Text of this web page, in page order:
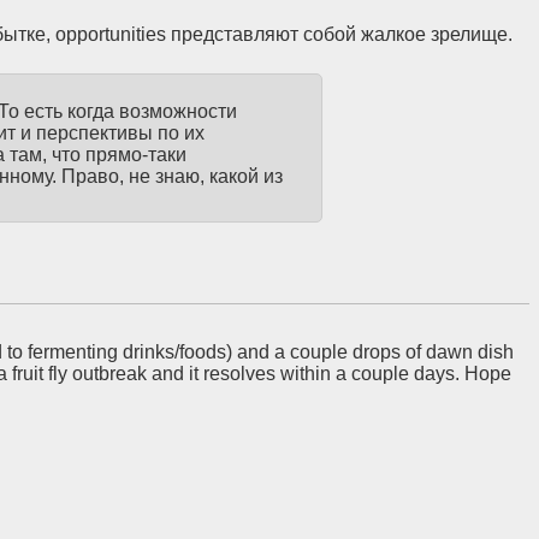
opportunities представляют собой жалкое зрелище.
есть когда возможности
и перспективы по их
что прямо-таки
Право, не знаю, какой из
fermenting drinks/foods) and a couple drops of dawn dish
fly outbreak and it resolves within a couple days. Hope